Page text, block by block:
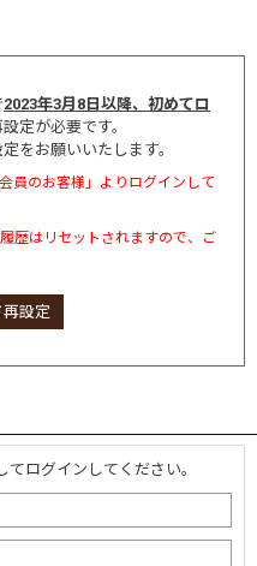
2023年3月8日以降、初めてロ
定が必要です。
をお願いいたします。
員のお客様」よりログインして
歴はリセットされますので、ご
設定
ログインしてください。